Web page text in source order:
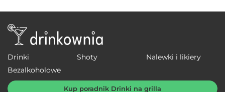
Drinki Shoty
Nalewki i likiery
Bezalkoholowe
Kup poradnik Drinki na grilla